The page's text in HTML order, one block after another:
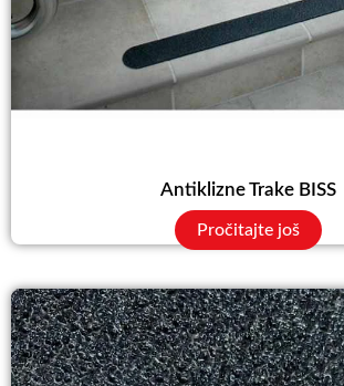
Antiklizne Trake BISS
Pročitajte još